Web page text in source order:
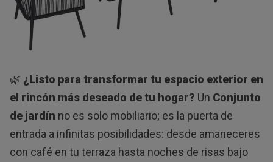
🌿 ¿Listo para transformar tu espacio exterior en
el rincón más deseado de tu hogar? Un Conjunto
de jardín no es solo mobiliario; es la puerta de
entrada a infinitas posibilidades: desde amaneceres
con café en tu terraza hasta noches de risas bajo